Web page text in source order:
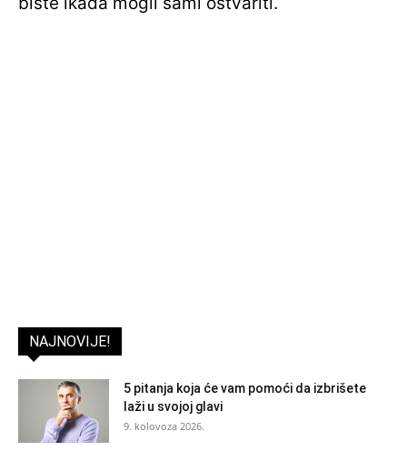
NAJNOVIJE!
5 pitanja koja će vam pomoći da izbrišete
laži u svojoj glavi
9. kolovoza 2026.